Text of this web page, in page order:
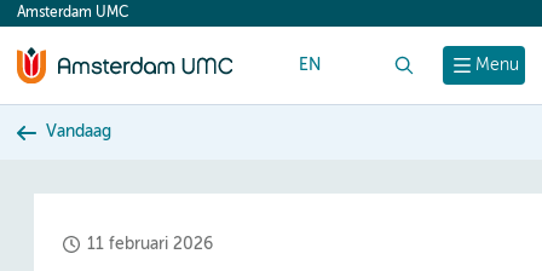
content
Menu
Amsterdam UMC
EN
Vandaag
11 februari 2026